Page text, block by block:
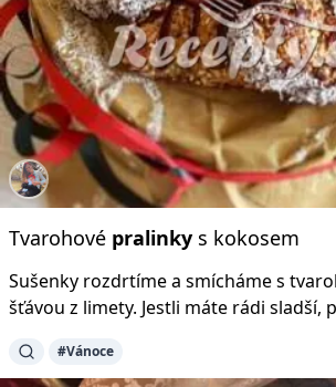
Tvarohové pralinky s kokosem
Sušenky rozdrtíme a smícháme s
šťávou z limety. Jestli máte rádi sladší,
#Vánoce